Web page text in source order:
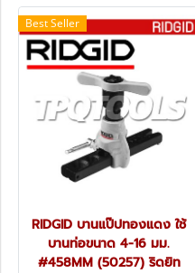
Best Seller
RIDGID บานแป๊ปทองแดง ใช้
บานท่อขนาด 4-16 มม.
#458MM (50257) ริดยิท